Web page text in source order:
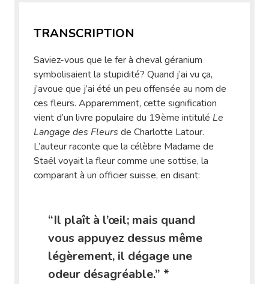
TRANSCRIPTION
Saviez-vous que le fer à cheval géranium
symbolisaient la stupidité? Quand j’ai vu ça,
j’avoue que j’ai été un peu offensée au nom de
ces fleurs. Apparemment, cette signification
vient d’un livre populaire du 19ème intitulé Le
Langage des Fleurs de Charlotte Latour.
L’auteur raconte que la célèbre Madame de
Staël voyait la fleur comme une sottise, la
comparant à un officier suisse, en disant:
“Il plaît à l’œil; mais quand
vous appuyez dessus même
légèrement, il dégage une
odeur désagréable.” *